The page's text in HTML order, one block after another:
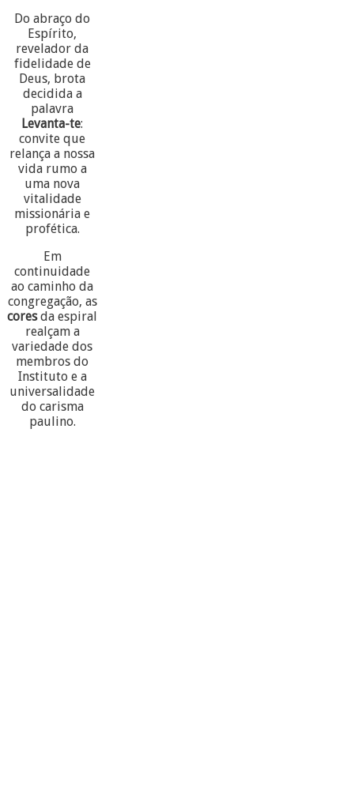
Do abraço do
Espírito,
revelador da
fidelidade de
Deus, brota
decidida a
palavra
Levanta-te:
convite que
relança a nossa
vida rumo a
uma nova
vitalidade
missionária e
profética.
Em
continuidade
ao caminho da
congregação, as
coresda espiral
realçam a
variedade dos
membros do
Instituto e a
universalidade
do carisma
paulino.